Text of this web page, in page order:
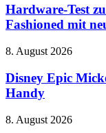
zu
Bowers
&
Pi8
Old
Fashioned
neuen
Hardware-Test
Fashioned mit
Disney
Mickey:
Rebrushed
–
auf
8. August 2026
Disney Epic
Handy
Take-
8. August 2026